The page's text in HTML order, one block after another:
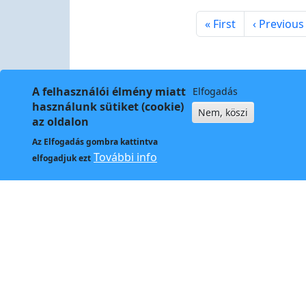
First page
« First Previous
‹ Previous
A felhasználói élmény miatt
használunk sütiket (cookie)
az oldalon
Az Elfogadásgombra kattintva
elfogadjuk ezt További info
Elfogadás
Nem, köszi